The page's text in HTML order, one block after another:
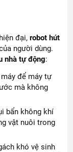
đại, robot hút
người dùng.
nhà tự động:
để máy tự
mà không
bẩn không khí
vật nuôi trong
khó vệ sinh